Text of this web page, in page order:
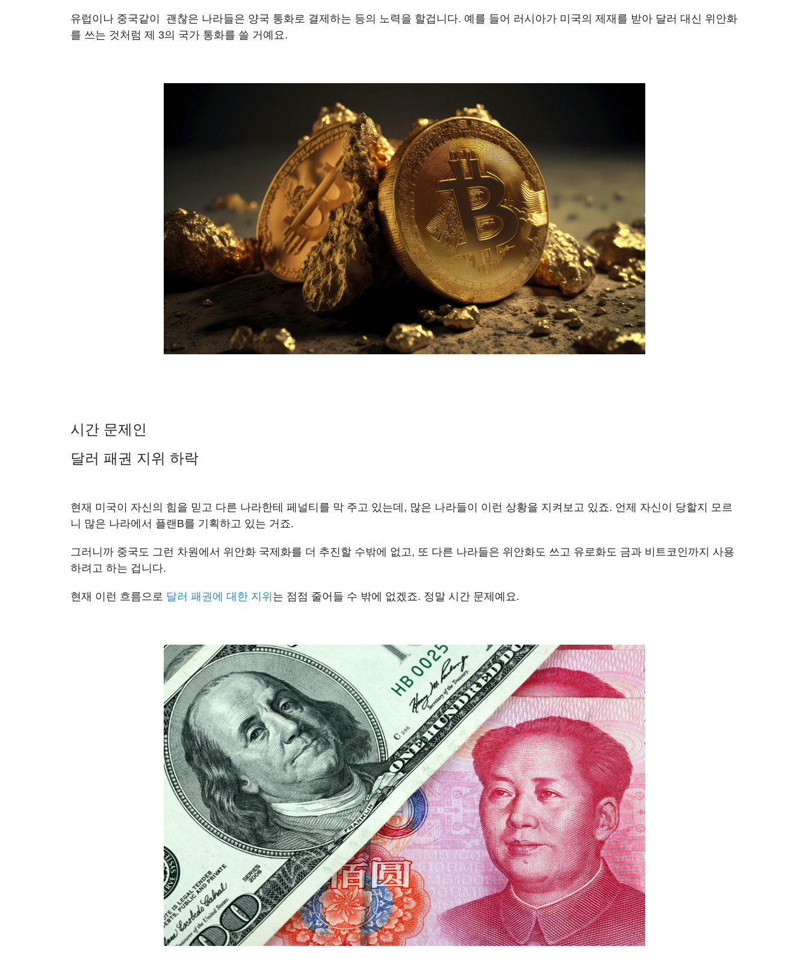
유럽이나 중국같이 괜찮은 나라들은 양국 통화로 결제하는 등의 노력을 할겁니다. 예를 들어 러시아가 미국의 제재를 받아 달러 대신 위안화
를 쓰는 것처럼 제 3의 국가 통화를 쓸 거예요.
시간 문제인
달러 패권 지위 하락
현재 미국이 자신의 힘을 믿고 다른 나라한테 페널티를 막 주고 있는데, 많은 나라들이 이런 상황을 지켜보고 있죠. 언제 자신이 당할지 모르
니 많은 나라에서 플랜B를 기획하고 있는 거죠.
그러니까 중국도 그런 차원에서 위안화 국제화를 더 추진할 수밖에 없고, 또 다른 나라들은 위안화도 쓰고 유로화도 금과 비트코인까지 사용
하려고 하는 겁니다.
현재 이런 흐름으로 달러 패권에 대한 지위 는 점점 줄어들 수 밖에 없겠죠. 정말 시간 문제 예요.